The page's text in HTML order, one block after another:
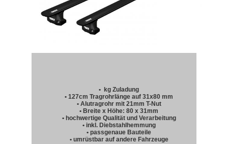
• kg Zuladung
• 127cm Tragrohrlänge auf 31x80 mm
• Alutragrohr mit 21mm T-Nut
• Breite x Höhe: 80 x 31mm
• hochwertige Qualität und Verarbeitung
• inkl. Diebstahlhemmung
• passgenaue Bauteile
• umrüstbar auf andere Fahrzeuge